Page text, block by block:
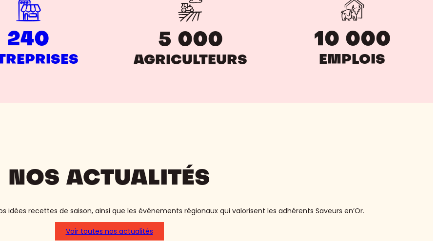
240 5 000
AGRICULTEURS
10 000
EMPLOIS
NOS ACTUALITÉS
idées recettes de saison, ainsi que les événements régionaux qui valorisent les adhérents Saveurs en’Or.
Voir toutes nos actualités